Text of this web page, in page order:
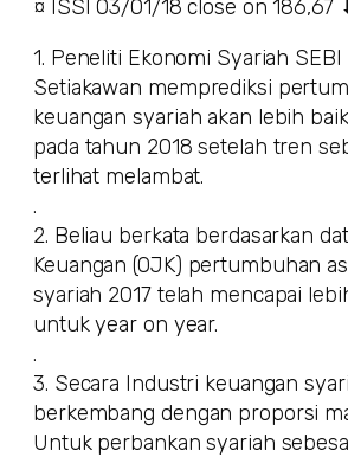
¤ ISSI 03/01/18 close on 186,67
1. Peneliti Ekonomi Syariah
Setiakawan memprediksi
keuangan syariah akan lebih
pada tahun 2018 setelah tren
terlihat melambat.
.
2. Beliau berkata berdasarkan
Keuangan (OJK) pertumbuhan
syariah 2017 telah mencapai
untuk year on year.
.
3. Secara Industri keuangan
berkembang dengan proporsi
Untuk perbankan syariah